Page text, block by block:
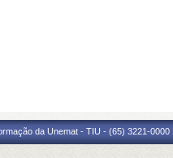
da Unemat - TIU - (65) 3221-